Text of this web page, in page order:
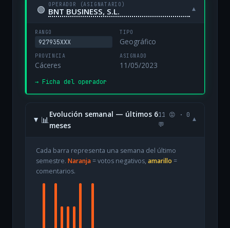
🟢 OPERADOR (ASIGNATARIO)
BNT BUSINESS, S.L. ▾
RANGO
927935XXX
TIPO
Geográfico
PROVINCIA
Cáceres
ASIGNADO
11/05/2023
→ Ficha del operador
📊
Evolución semanal — últimos 6
meses
11 😡 · 0
💬
▾
Cada barra representa una semana del último
semestre. Naranja= votos negativos, amarillo =
comentarios.